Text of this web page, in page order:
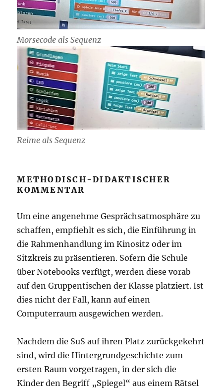
Morsecode als Sequenz
Reime als Sequenz
METHODISCH-DIDAKTISCHER
KOMMENTAR
Um eine angenehme Gesprächsatmosphäre zu
schaffen, empfiehlt es sich, die Einführung in
die Rahmenhandlung im Kinositz oder im
Sitzkreis zu präsentieren. Sofern die Schule
über Notebooks verfügt, werden diese vorab
auf den Gruppentischen der Klasse platziert. Ist
dies nicht der Fall, kann auf einen
Computerraum ausgewichen werden.
Nachdem die SuS auf ihren Platz zurückgekehrt
sind, wird die Hintergrundgeschichte zum
ersten Raum vorgetragen, in der sich die
Kinder den Begriff „Spiegel“ aus einem Rätsel